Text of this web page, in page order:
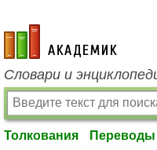
academic.ru
Словари и
Толкования Переводы